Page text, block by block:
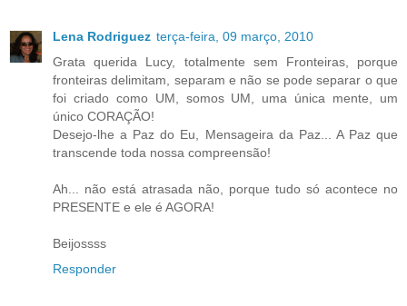
Lena Rodriguez terça-feira, 09 março, 2010
Grata querida Lucy, totalmente sem Fronteiras, porque
fronteiras delimitam, separam e não se pode separar o que
foi criado como UM, somos UM, uma única mente, um
único CORAÇÃO!
Desejo-lhe a Paz do Eu, Mensageira da Paz... A Paz que
transcende toda nossa compreensão!
Ah... não está atrasada não, porque tudo só acontece no
PRESENTE e ele é AGORA!
Beijossss
Responder